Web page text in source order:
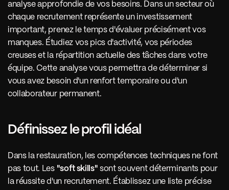
analyse approfondie de vos besoins. Dans un secteur où
chaque recrutement représente un investissement
important, prenez le temps d'évaluer précisément vos
manques. Étudiez vos pics d'activité, vos périodes
creuses et la répartition actuelle des tâches dans votre
équipe. Cette analyse vous permettra de déterminer si
vous avez besoin d'un renfort temporaire ou d'un
collaborateur permanent.
Définissez le profil idéal
Dans la restauration, les compétences techniques ne font
pas tout. Les "soft skills" sont souvent déterminants pour
la réussite d'un recrutement. Établissez une liste précise